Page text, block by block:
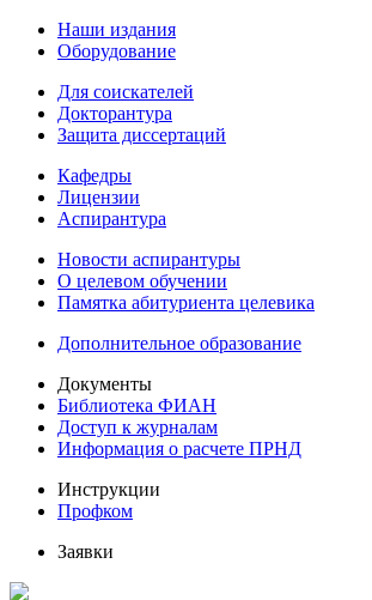
Наши издания
Оборудование
Для соискателей
Докторантура
Защита диссертаций
Кафедры
Лицензии
Аспирантура
Новости аспирантуры
О целевом обучении
Памятка абитуриента целевика
Дополнительное образование
Документы
Библиотека ФИАН
Доступ к журналам
Информация о расчете ПРНД
Инструкции
Профком
Заявки